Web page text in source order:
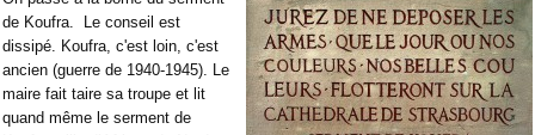
de Koufra.
Le conseil est
dissipé. Koufra, c'est loin, c'est
ancien (guerre de 1940-1945). Le
maire fait taire sa troupe et lit
quand même le serment de